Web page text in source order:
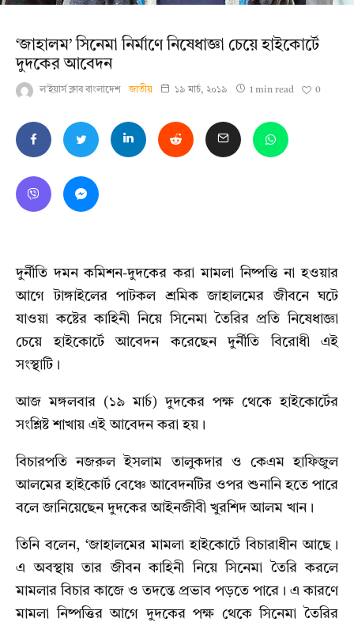
‘জাহালম’ সিনেমা নির্মাণে নিষেধাজ্ঞা চেয়ে হাইকোর্টে
দুদকের আবেদন
ল'ইয়ার্স ক্লাব বাংলাদেশ জাতীয় ১৯ মার্চ, ২০১৯ 1 min read 0
দুর্নীতি দমন কমিশন-দুদকের করা মামলা নিষ্পত্তি না হওয়ার
আগে টাঙ্গাইলের পাটকল শ্রমিক জাহালমের জীবনে ঘটে
যাওয়া কষ্টের কাহিনী নিয়ে সিনেমা তৈরির প্রতি নিষেধাজ্ঞা
চেয়ে হাইকোর্টে আবেদন করেছেন দুর্নীতি বিরোধী এই
সংস্থাটি।
আজ মঙ্গলবার (১৯ মার্চ) দুদকের পক্ষ থেকে হাইকোর্টের
সংশ্লিষ্ট শাখায় এই আবেদন করা হয়।
বিচারপতি নজরুল ইসলাম তালুকদার ও কেএম হাফিজুল
আলমের হাইকোর্ট বেঞ্চে আবেদনটির ওপর শুনানি হতে পারে
বলে জানিয়েছেন দুদকের আইনজীবী খুরশিদ আলম খান।
তিনি বলেন, ‘জাহালমের মামলা হাইকোর্টে বিচারাধীন আছে।
এ অবস্থায় তার জীবন কাহিনী নিয়ে সিনেমা তৈরি করলে
মামলার বিচার কাজে ও তদন্তে প্রভাব পড়তে পারে। এ কারণে
মামলা নিষ্পত্তির আগে দুদকের পক্ষ থেকে সিনেমা তৈরির